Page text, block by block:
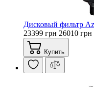
Дисковый фильтр
23399 грн 26010 грн
Купить